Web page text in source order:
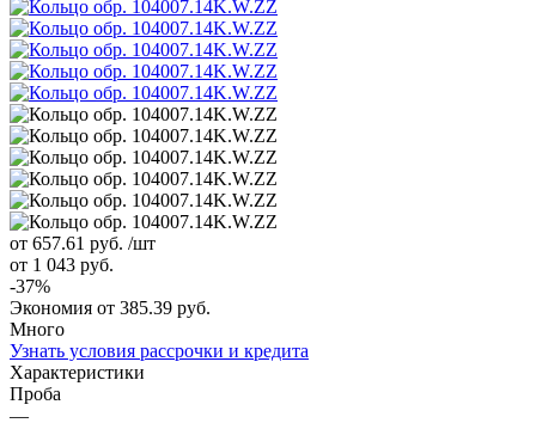
от 657.61 руб. /шт
от 1 043 руб.
-37%
Экономия от 385.39 руб.
Много
Узнать условия рассрочки и кредита
Характеристики
Проба
—